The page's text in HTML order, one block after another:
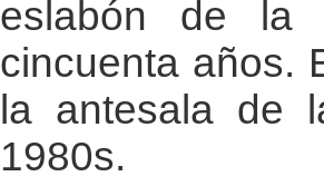
eslabón de la
cincuenta años.
la antesala de
1980s.